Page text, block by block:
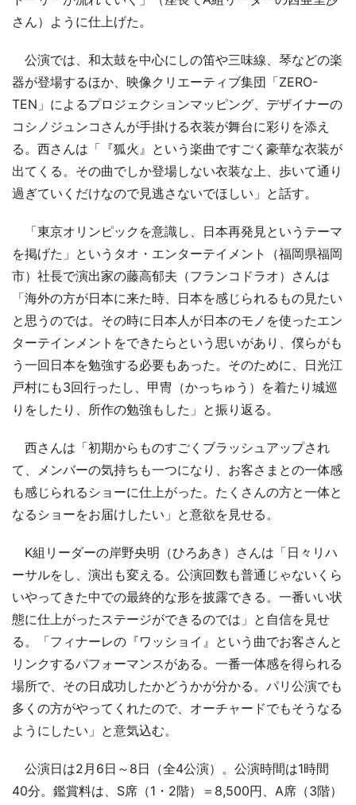
さん）ように仕上げた。
公演では、和太鼓を中心にしの笛や三味線、琴などの楽
器が登場するほか、映像クリエーティブ集団「ZERO-
TEN」によるプロジェクションマッピング、デザイナーの
コシノジュンコさんが手掛ける衣装が舞台に彩りを添え
る。西さんは「『狐火』という楽曲ですごく豪華な衣装が
出てくる。その曲でしか登場しない衣装な上、歩いて通り
過ぎていくだけなので見逃さないでほしい」と話す。
「東京オリンピックを意識し、日本再発見というテーマ
を掲げた」というタオ・エンターテイメント（福岡県福岡
市）社長で演出家の藤高郁夫（フランコドラオ）さんは
「海外の方が日本に来た時、日本を感じられるもの見たい
と思うのでは。その時に日本人が日本のモノを使ったエン
ターテインメントをできたらという思いがあり、僕らがも
う一回日本を勉強する必要もあった。そのために、日光江
戸村にも3回行ったし、甲冑（かっちゅう）を着たり城巡
りをしたり、所作の勉強もした」と振り返る。
西さんは「初期からものすごくブラッシュアップされ
て、メンバーの気持ちも一つになり、お客さまとの一体感
も感じられるショーに仕上がった。たくさんの方と一体と
なるショーをお届けしたい」と意欲を見せる。
K組リーダーの岸野央明（ひろあき）さんは「日々リハ
ーサルをし、演出も変える。公演回数も普通じゃないくら
いやってきた中での最終的な形を披露できる。一番いい状
態に仕上がったステージができるのでは」と自信を見せ
る。「フィナーレの『ワッショイ』という曲でお客さんと
リンクするパフォーマンスがある。一番一体感を得られる
場所で、その日成功したかどうかが分かる。パリ公演でも
多くの方がやってくれたので、オーチャードでもそうなる
ようにしたい」と意気込む。
公演日は2月6日～8日（全4公演）。公演時間は1時間
40分。鑑賞料は、S席（1・2階）＝8,500円、A席（3階）